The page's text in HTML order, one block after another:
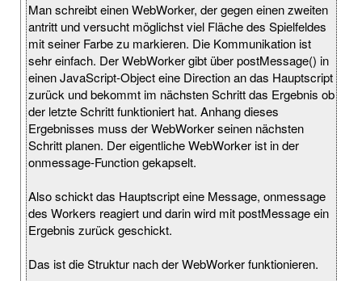
Man schreibt einen WebWorker, der gegen einen zweiten
antritt und versucht möglichst viel Fläche des Spielfeldes
mit seiner Farbe zu markieren. Die Kommunikation ist
sehr einfach. Der WebWorker gibt über postMessage() in
einen JavaScript-Object eine Direction an das Hauptscript
zurück und bekommt im nächsten Schritt das Ergebnis ob
der letzte Schritt funktioniert hat. Anhang dieses
Ergebnisses muss der WebWorker seinen nächsten
Schritt planen. Der eigentliche WebWorker ist in der
onmessage-Function gekapselt.
Also schickt das Hauptscript eine Message, onmessage
des Workers reagiert und darin wird mit postMessage ein
Ergebnis zurück geschickt.
Das ist die Struktur nach der WebWorker funktionieren.